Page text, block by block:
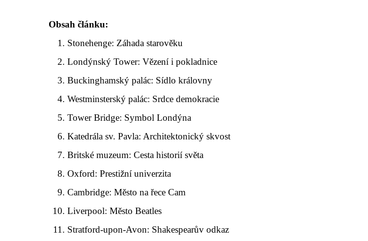
Obsah článku:
Stonehenge: Záhada starověku
Londýnský Tower: Vězení i pokladnice
Buckinghamský palác: Sídlo královny
Westminsterský palác: Srdce demokracie
Tower Bridge: Symbol Londýna
Katedrála sv. Pavla: Architektonický skvost
Britské muzeum: Cesta historií světa
Oxford: Prestižní univerzita
Cambridge: Město na řece Cam
Liverpool: Město Beatles
Stratford-upon-Avon: Shakespearův odkaz